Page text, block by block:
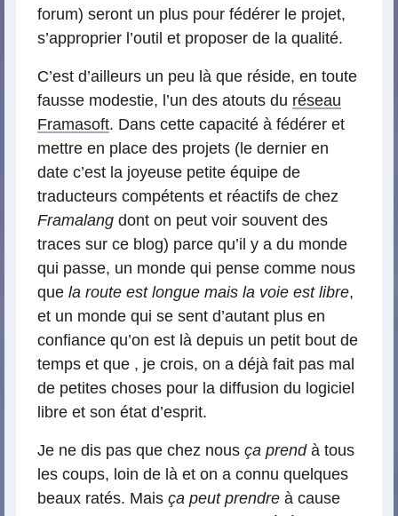
forum) seront un plus pour fédérer le projet,
s’approprier l’outil et proposer de la qualité.
C’est d’ailleurs un peu là que réside, en toute
fausse modestie, l’un des atouts du réseau
Framasoft. Dans cette capacité à fédérer et
mettre en place des projets (le dernier en
date c’est la joyeuse petite équipe de
traducteurs compétents et réactifs de chez
Framalang dont on peut voir souvent des
traces sur ce blog) parce qu’il y a du monde
qui passe, un monde qui pense comme nous
que la route est longue mais la voie est libre,
et un monde qui se sent d’autant plus en
confiance qu’on est là depuis un petit bout de
temps et que , je crois, on a déjà fait pas mal
de petites choses pour la diffusion du logiciel
libre et son état d’esprit.
Je ne dis pas que chez nous ça prendà tous
les coups, loin de là et on a connu quelques
beaux ratés. Mais ça peut prendre à cause